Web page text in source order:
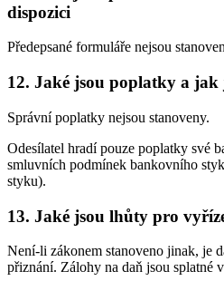
dispozici
Předepsané formuláře nejsou
12. Jaké jsou poplatky a jak
Správní poplatky nejsou stanoveny.
Odesílatel hradí pouze poplatky své
smluvních podmínek bankovního
styku).
13. Jaké jsou lhůty pro
Není-li zákonem stanoveno jinak, je
přiznání. Zálohy na daň jsou splatné